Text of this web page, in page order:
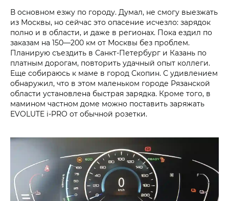
В основном езжу по городу. Думал, не смогу выезжать
из Москвы, но сейчас это опасение исчезло: зарядок
полно и в области, и даже в регионах. Пока ездил по
заказам на 150—200 км от Москвы без проблем.
Планирую съездить в Санкт-Петербург и Казань по
платным дорогам, повторить удачный опыт коллеги.
Еще собираюсь к маме в город Скопин. С удивлением
обнаружил, что в этом маленьком городе Рязанской
области установлена быстрая зарядка. Кроме того, в
мамином частном доме можно поставить заряжать
EVOLUTE i‑PRO от обычной розетки.